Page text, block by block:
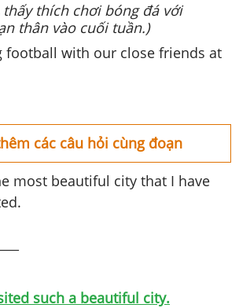
thích chơi bóng đá với
thân vào cuối tuần.)
football with our close friends at
các câu hỏi cùng đoạn
most beautiful city that I have
such a beautiful city.